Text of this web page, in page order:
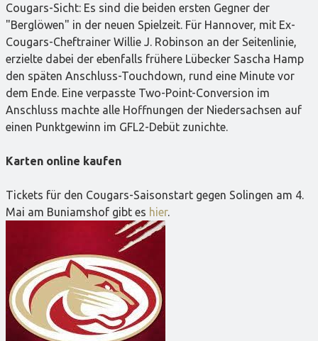
Cougars-Sicht: Es sind die beiden ersten Gegner der
"Berglöwen" in der neuen Spielzeit. Für Hannover, mit Ex-
Cougars-Cheftrainer Willie J. Robinson an der Seitenlinie,
erzielte dabei der ebenfalls frühere Lübecker Sascha Hamp
den späten Anschluss-Touchdown, rund eine Minute vor
dem Ende. Eine verpasste Two-Point-Conversion im
Anschluss machte alle Hoffnungen der Niedersachsen auf
einen Punktgewinn im GFL2-Debüt zunichte.
Karten online kaufen
Tickets für den Cougars-Saisonstart gegen Solingen am 4.
Mai am Buniamshof gibt es hier.